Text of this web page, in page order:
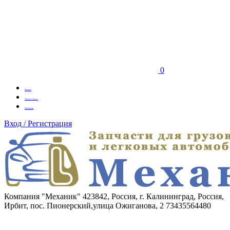
0
Бренды
Оплата заказа
Вакансии
Вход / Регистрация
Компания "Механик" 423842, Россия, г. Калининград, Россия,
Ирбит, пос. Пионерский,улица Ожиганова, 2 73435564480